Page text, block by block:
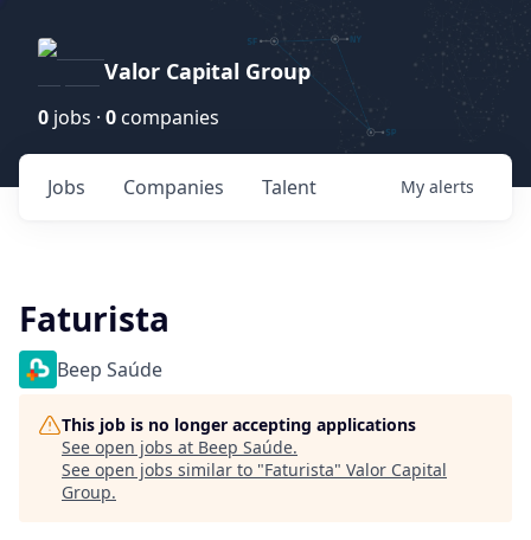
Valor Capital Group
0 jobs · 0 companies
Jobs Companies Talent My alerts
Faturista
Beep Saúde
This job is no longer accepting applications
See open jobs at Beep Saúde.
See open jobs similar to "Faturista" Valor Capital
Group.